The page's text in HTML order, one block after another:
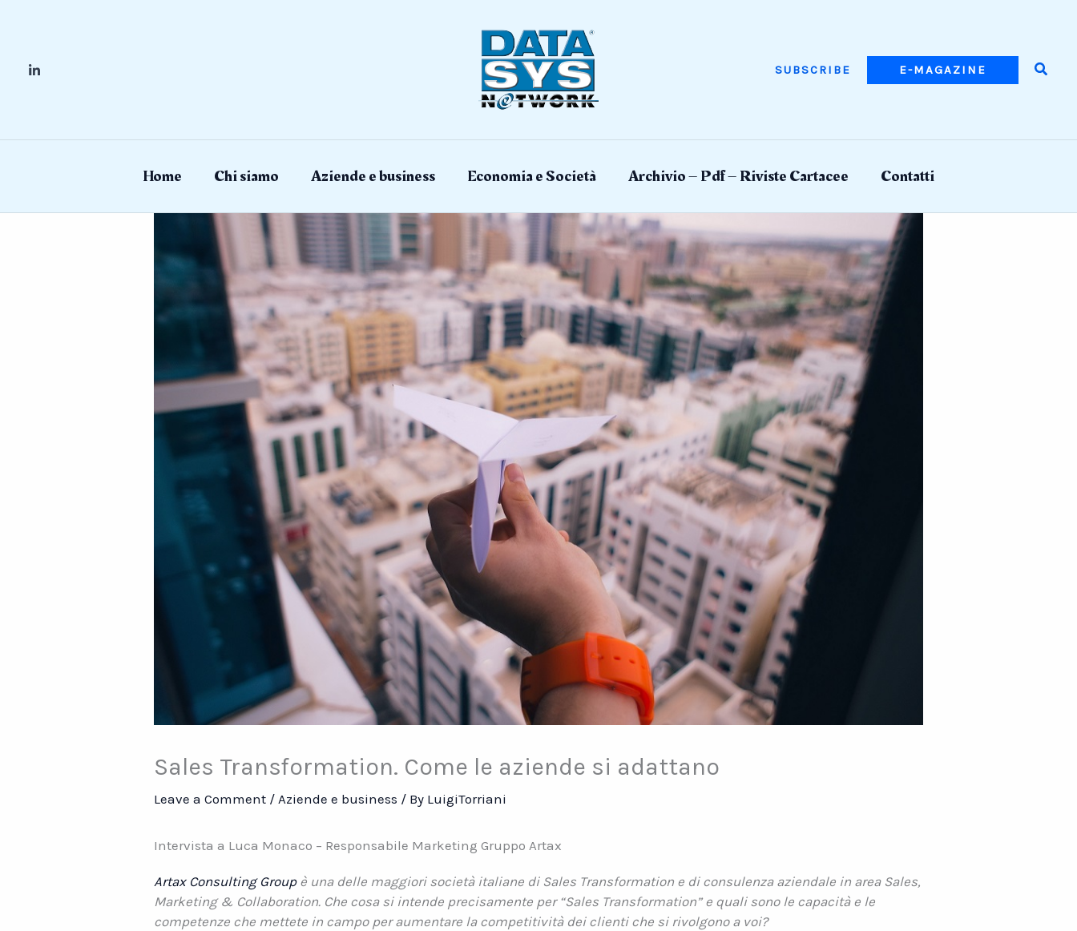
SUBSCRIBE E-MAGAZINE
Home Chi siamo Aziende e business Economia e Società Archivio – Pdf – Riviste Cartacee Contatti
Sales Transformation. Come le aziende si adattano
Leave a Comment / Aziende e business / By LuigiTorriani
Intervista a Luca Monaco – Responsabile Marketing Gruppo Artax
Artax Consulting Groupè una delle maggiori società italiane di Sales Transformation e di consulenza aziendale in area Sales,
Marketing & Collaboration. Che cosa si intende precisamente per “Sales Transformation” e quali sono le capacità e le
competenze che mettete in campo per aumentare la competitività dei clienti che si rivolgono a voi?